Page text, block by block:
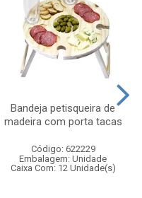
Bandeja petisqueira de
madeira com porta tacas
Código: 622229
Embalagem: Unidade
Caixa Com: 12 Unidade(s)